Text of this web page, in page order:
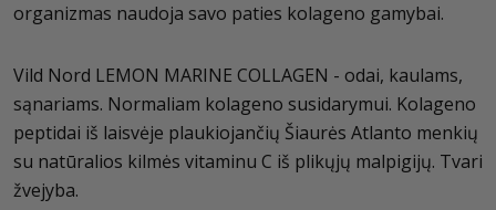
organizmas naudoja savo paties kolageno gamybai.
Vild Nord LEMON MARINE COLLAGEN - odai, kaulams,
sąnariams. Normaliam kolageno susidarymui. Kolageno
peptidai iš laisvėje plaukiojančių Šiaurės Atlanto menkių
su natūralios kilmės vitaminu C iš plikųjų malpigijų. Tvari
žvejyba.